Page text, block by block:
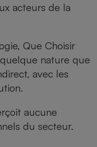
acteurs de la
Que Choisir
nature que
avec les
aucune
du secteur.